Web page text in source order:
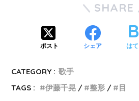
SHARE
ポスト シェア は
CATEGORY : 歌手
TAGS :
伊藤千晃 整形 目